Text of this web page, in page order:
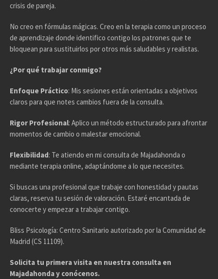
crisis de pareja.
No creo en fórmulas mágicas. Creo en la terapia como un proceso
de aprendizaje donde identifico contigo los patrones que te
bloquean para sustituirlos por otros más saludables y realistas.
¿Por qué trabajar conmigo?
Enfoque Práctico: Mis sesiones están orientadas a objetivos
claros para que notes cambios fuera de la consulta.
Rigor Profesional: Aplico un método estructurado para afrontar
momentos de cambio o malestar emocional.
Flexibilidad: Te atiendo en mi consulta de Majadahonda o
mediante terapia online, adaptándome a lo que necesites.
Si buscas una profesional que trabaje con honestidad y pautas
claras, reserva tu sesión de valoración. Estaré encantada de
conocerte y empezar a trabajar contigo.
Bliss Psicología: Centro Sanitario autorizado por la Comunidad de
Madrid (CS 11109).
Solicita tu primera visita en nuestra consulta en
Majadahonda y conócenos.